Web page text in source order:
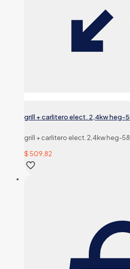
grill + carlitero elect. 2,4kw heg-
grill + carlitero elect. 2,4kw heg-
$509,82